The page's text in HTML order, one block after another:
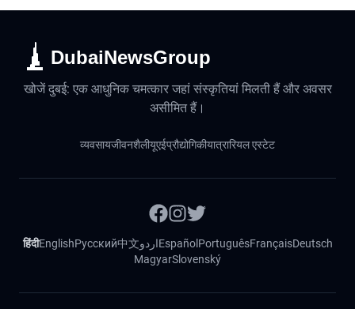
DubaiNewsGroup
खोजें दुबई: एक आधुनिक चमत्कार जहां संस्कृतियां मिलती हैं और अवसर
असीमित हैं।
व्यवसायजीवनशैलीयूएईप्रौद्योगिकीयात्रारियल एस्टेट
हिंदीEnglishРусский中文اردوEspañol PortuguêsFrançaisDeutsch
MagyarSlovenský